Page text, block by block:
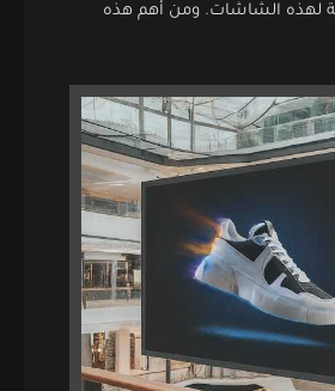
لهذه الشاشات. ومن أهم هذه